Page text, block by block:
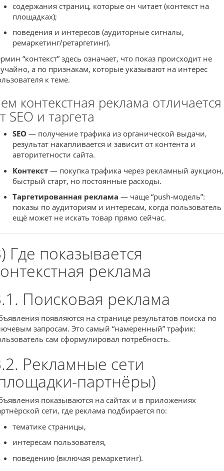
содержания страниц, которые он читает (контекст на
площадках);
поведения и интересов (аудиторные сигналы,
ремаркетинг/ретаргетинг).
“контекст” здесь означает, что показ происходит не
а по признакам, которые указывают на интерес
к теме.
контекстная реклама отличается
SEO и таргета
SEO — получение трафика из органической выдачи,
результат накапливается и зависит от контента и
авторитетности сайта.
Контекст — покупка трафика через рекламный аукцион,
быстрый старт, но постоянные расходы.
Таргетированная реклама — чаще “push-модель”:
показы по аудиториям и интересам, когда пользователь
ещё может не искать товар прямо сейчас.
Где показывается
реклама
Поисковая реклама
появляются на странице результатов поиска по
запросам. Это самый “намеренный” трафик:
сам сформулировал потребность.
Рекламные сети
партнёры)
показываются на сайтах и в приложениях
сети, где реклама подбирается по:
тематике страницы,
интересам пользователя,
поведению (включая ремаркетинг).